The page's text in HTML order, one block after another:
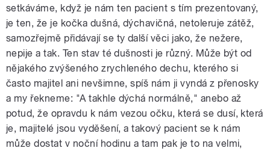
setkáváme, když je nám ten pacient s tím prezentovaný,
je ten, že je kočka dušná, dýchavičná, netoleruje zátěž,
samozřejmě přidávají se ty další věci jako, že nežere,
nepije a tak. Ten stav té dušnosti je různý. Může být od
nějakého zvýšeného zrychleného dechu, kterého si
často majitel ani nevšimne, spíš nám ji vyndá z přenosky
a my řekneme: "A takhle dýchá normálně," anebo až
potud, že opravdu k nám vezou očku, která se dusí, která
je, majitelé jsou vyděšení, a takový pacient se k nám
může dostat v noční hodinu a tam pak je to na velmi,